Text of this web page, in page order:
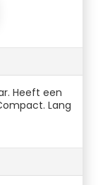
Heeft een
Lang